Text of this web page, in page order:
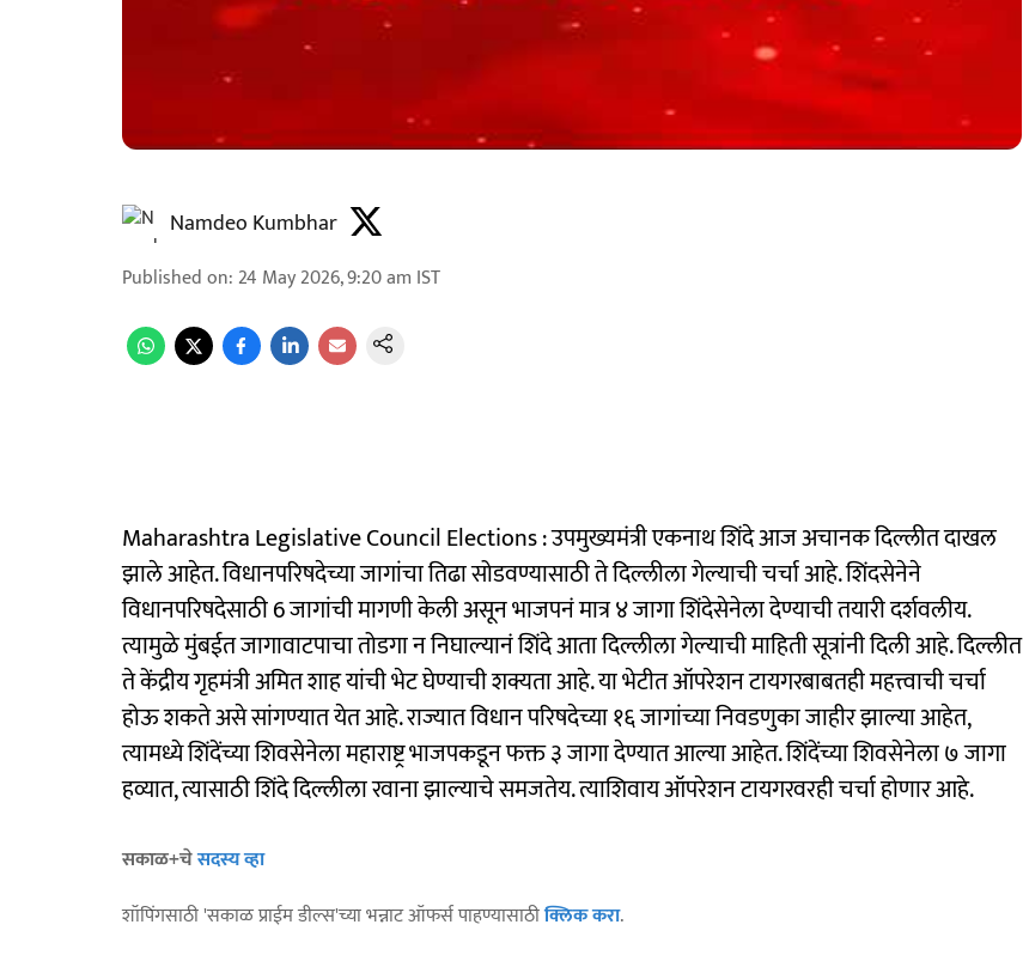
Namdeo Kumbhar
Published on: 24 May 2026, 9:20 am IST
Maharashtra Legislative Council Elections : उपमुख्यमंत्री एकनाथ शिंदे आज अचानक दिल्लीत दाखल
झाले आहेत. विधानपरिषदेच्या जागांचा तिढा सोडवण्यासाठी ते दिल्लीला गेल्याची चर्चा आहे. शिंदसेनेने
विधानपरिषदेसाठी 6 जागांची मागणी केली असून भाजपनं मात्र ४ जागा शिंदेसेनेला देण्याची तयारी दर्शवलीय.
त्यामुळे मुंबईत जागावाटपाचा तोडगा न निघाल्यानं शिंदे आता दिल्लीला गेल्याची माहिती सूत्रांनी दिली आहे. दिल्लीत
ते केंद्रीय गृहमंत्री अमित शाह यांची भेट घेण्याची शक्यता आहे. या भेटीत ऑपरेशन टायगरबाबतही महत्त्वाची चर्चा
होऊ शकते असे सांगण्यात येत आहे. राज्यात विधान परिषदेच्या १६ जागांच्या निवडणुका जाहीर झाल्या आहेत,
त्यामध्ये शिंदेंच्या शिवसेनेला महाराष्ट्र भाजपकडून फक्त ३ जागा देण्यात आल्या आहेत. शिंदेंच्या शिवसेनेला ७ जागा
हव्यात, त्यासाठी शिंदे दिल्लीला रवाना झाल्याचे समजतेय. त्याशिवाय ऑपरेशन टायगरवरही चर्चा होणार आहे.
सकाळ+चेसदस्य व्हा
शॉपिंगसाठी 'सकाळ प्राईम डील्स'च्या भन्नाट ऑफर्स पाहण्यासाठीक्लिक करा.